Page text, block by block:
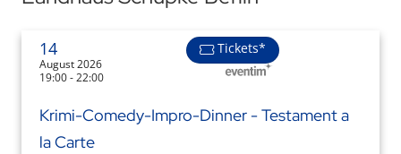
14
August 2026
19:00 - 22:00
Tickets*
Krimi-Comedy-Impro-Dinner - Testament a
la Carte